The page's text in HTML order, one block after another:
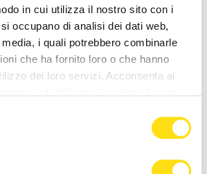
in cui utilizza il nostro sito con i
occupano di analisi dei dati web,
i quali potrebbero combinarle
che ha fornito loro o che hanno
dei loro servizi. Acconsenta ai